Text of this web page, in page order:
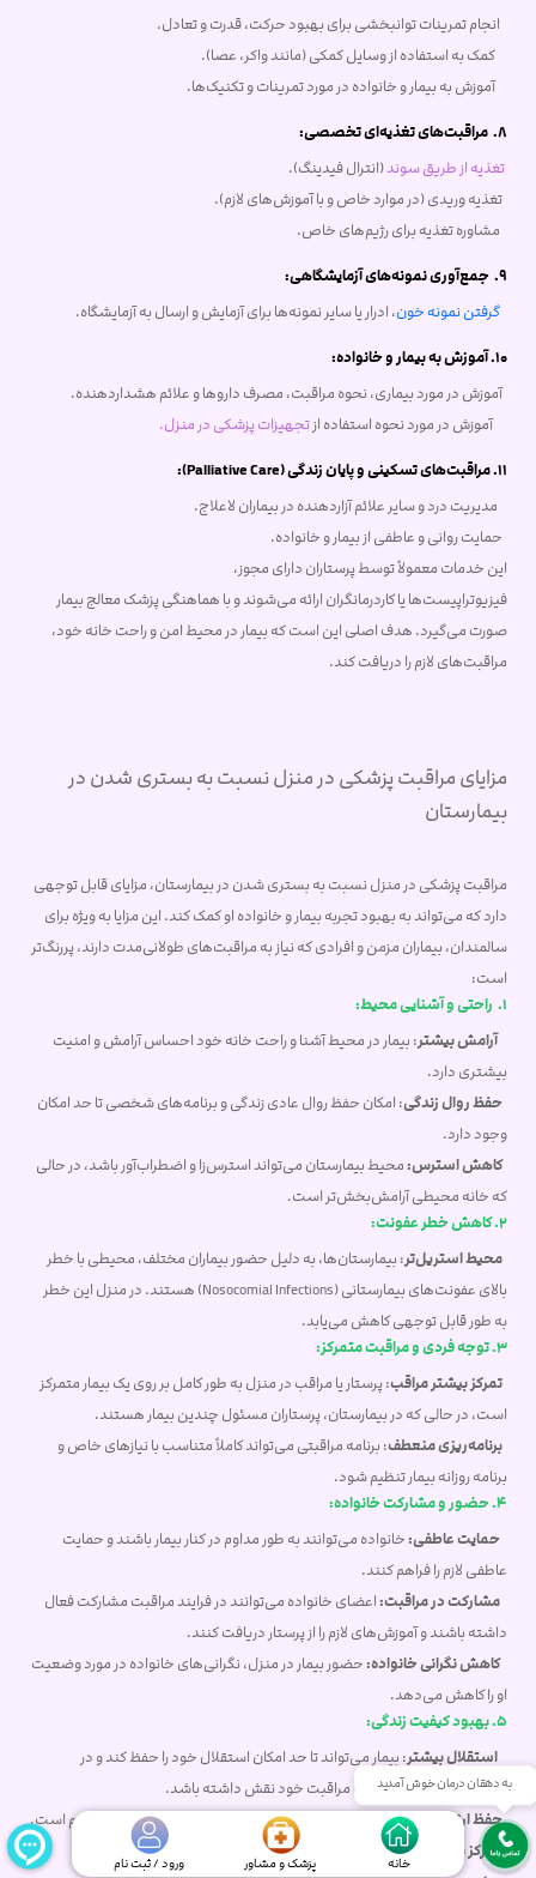
انجام تمرینات توانبخشی برای بهبود حرکت، قدرت و تعادل.
کمک به استفاده از وسایل کمکی (مانند واکر، عصا).
آموزش به بیمار و خانواده در مورد تمرینات و تکنیک‌ها.
8. مراقبت‌های تغذیه‌ای تخصصی:
تغذیه از طریق سوند(انترال فیدینگ).
تغذیه وریدی (در موارد خاص و با آموزش‌های لازم).
مشاوره تغذیه برای رژیم‌های خاص.
9. جمع‌آوری نمونه‌های آزمایشگاهی:
گرفتن نمونه خون، ادرار یا سایر نمونه‌ها برای آزمایش و ارسال به آزمایشگاه.
10. آموزش به بیمار و خانواده:
آموزش در مورد بیماری، نحوه مراقبت، مصرف داروها و علائم هشداردهنده.
آموزش در مورد نحوه استفاده ازتجهیزات پزشکی در منزل.
11. مراقبت‌های تسکینی و پایان زندگی (Palliative Care):
مدیریت درد و سایر علائم آزاردهنده در بیماران لاعلاج.
حمایت روانی و عاطفی از بیمار و خانواده.
این خدمات معمولاً توسط پرستاران دارای مجوز،
فیزیوتراپیست‌ها یا کاردرمانگران ارائه می‌شوند و با هماهنگی پزشک معالج بیمار
صورت می‌گیرد. هدف اصلی این است که بیمار در محیط امن و راحت خانه خود،
مراقبت‌های لازم را دریافت کند.
مزایای مراقبت پزشکی در منزل نسبت به بستری شدن در
بیمارستان
مراقبت پزشکی در منزل نسبت به بستری شدن در بیمارستان، مزایای قابل توجهی
دارد که می‌تواند به بهبود تجربه بیمار و خانواده او کمک کند. این مزایا به ویژه برای
سالمندان، بیماران مزمن و افرادی که نیاز به مراقبت‌های طولانی‌مدت دارند، پررنگ‌تر
است:
1. راحتی و آشنایی محیط:
آرامش بیشتر: بیمار در محیط آشنا و راحت خانه خود احساس آرامش و امنیت
بیشتری دارد.
حفظ روال زندگی: امکان حفظ روال عادی زندگی و برنامه‌های شخصی تا حد امکان
وجود دارد.
کاهش استرس:محیط بیمارستان می‌تواند استرس‌زا و اضطراب‌آور باشد، در حالی
که خانه محیطی آرامش‌بخش‌تر است.
2. کاهش خطر عفونت:
محیط استریل‌تر: بیمارستان‌ها، به دلیل حضور بیماران مختلف، محیطی با خطر
بالای عفونت‌های بیمارستانی (Nosocomial Infections) هستند. در منزل این خطر
به طور قابل توجهی کاهش می‌یابد.
3. توجه فردی و مراقبت متمرکز:
تمرکز بیشتر مراقب: پرستار یا مراقب در منزل به طور کامل بر روی یک بیمار متمرکز
است، در حالی که در بیمارستان، پرستاران مسئول چندین بیمار هستند.
برنامه‌ریزی منعطف: برنامه مراقبتی می‌تواند کاملاً متناسب با نیازهای خاص و
برنامه روزانه بیمار تنظیم شود.
4. حضور و مشارکت خانواده:
حمایت عاطفی:خانواده می‌توانند به طور مداوم در کنار بیمار باشند و حمایت
عاطفی لازم را فراهم کنند.
مشارکت در مراقبت:اعضای خانواده می‌توانند در فرایند مراقبت مشارکت فعال
داشته باشند و آموزش‌های لازم را از پرستار دریافت کنند.
کاهش نگرانی خانواده:حضور بیمار در منزل، نگرانی‌های خانواده در مورد وضعیت
او را کاهش می‌دهد.
5. بهبود کیفیت زندگی:
استقلال بیشتر: بیمار می‌تواند تا حد امکان استقلال خود را حفظ کند و در
تصمیم‌گیری‌های مربوط به مراقبت خود نقش داشته باشد.
حفظ ارتباطات اجتماعی:
امکان ملاقات با دوستان و آشنایان به راحتی فراهم است.
تمرکز بر بهبودی: محیط آرام خانه به تمرکز بر بهبودی و سلامت روانی کمک
به دهقان درمان خوش آمدید
خانه پزشک و مشاور ورود / ثبت نام